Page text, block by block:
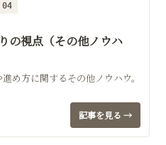
04
の視点（その他ノウハ
め方に関するその他ノウハウ。
記事を見る →